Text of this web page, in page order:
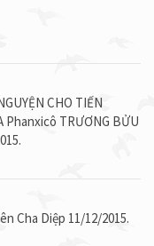
CHO TIẾN
Phanxicô TRƯƠNG BỬU
Cha Diệp 11/12/2015.